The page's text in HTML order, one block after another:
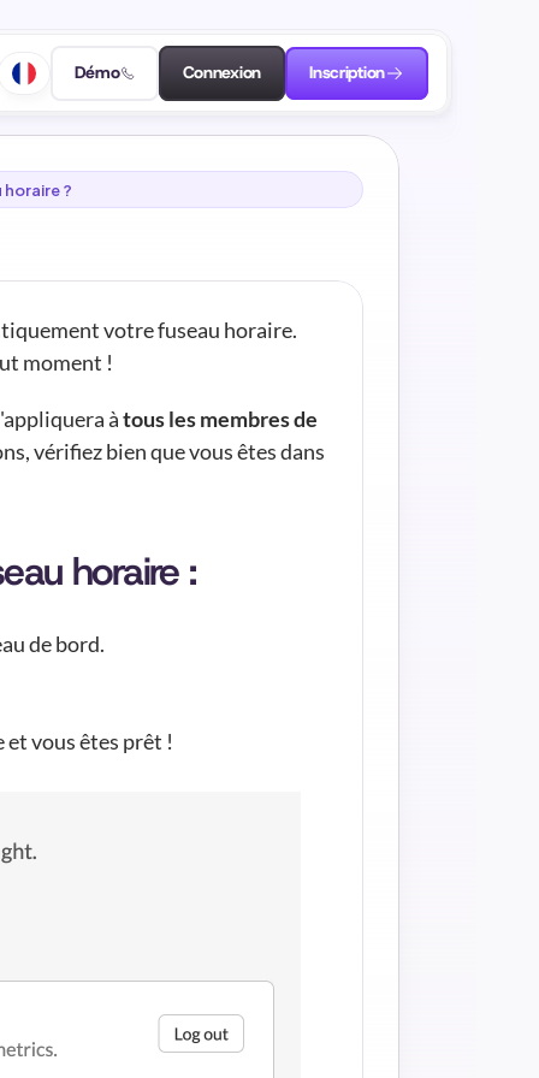
Démo Connexion Inscription
?
votre fuseau horaire.
moment !
à tous les membres de
vérifiez bien que vous êtes dans
horaire :
de bord.
vous êtes prêt !